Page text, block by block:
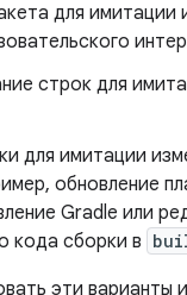
для имитации
строк для
для имитации
обновление
Gradle или
кода сборки в
эти варианты